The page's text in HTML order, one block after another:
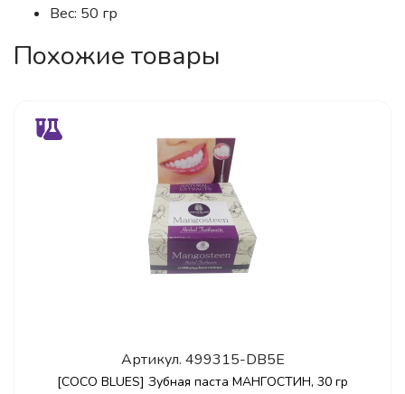
Вес: 50 гр
Похожие товары
Артикул. 499315-DB5E
[COCO BLUES] Зубная паста МАНГОСТИН, 30 гр